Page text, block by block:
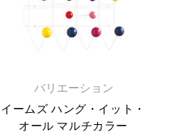
バリエーション
イームズ ハング・イット・
オール マルチカラー